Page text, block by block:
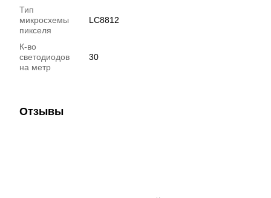
Тип
микросхемы
пикселя
LC8812
К-во
светодиодов
на метр
30
Отзывы